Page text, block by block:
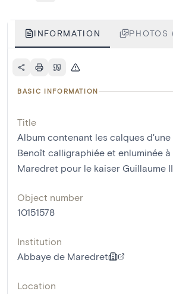
INFORMATION PHOTOS
BASIC INFORMATION
Title
Album contenant les calques d'une
Benoît calligraphiée et enluminée
Maredret pour le kaiser Guillaume
Object number
10151578
Institution
Abbaye de Maredret
Location